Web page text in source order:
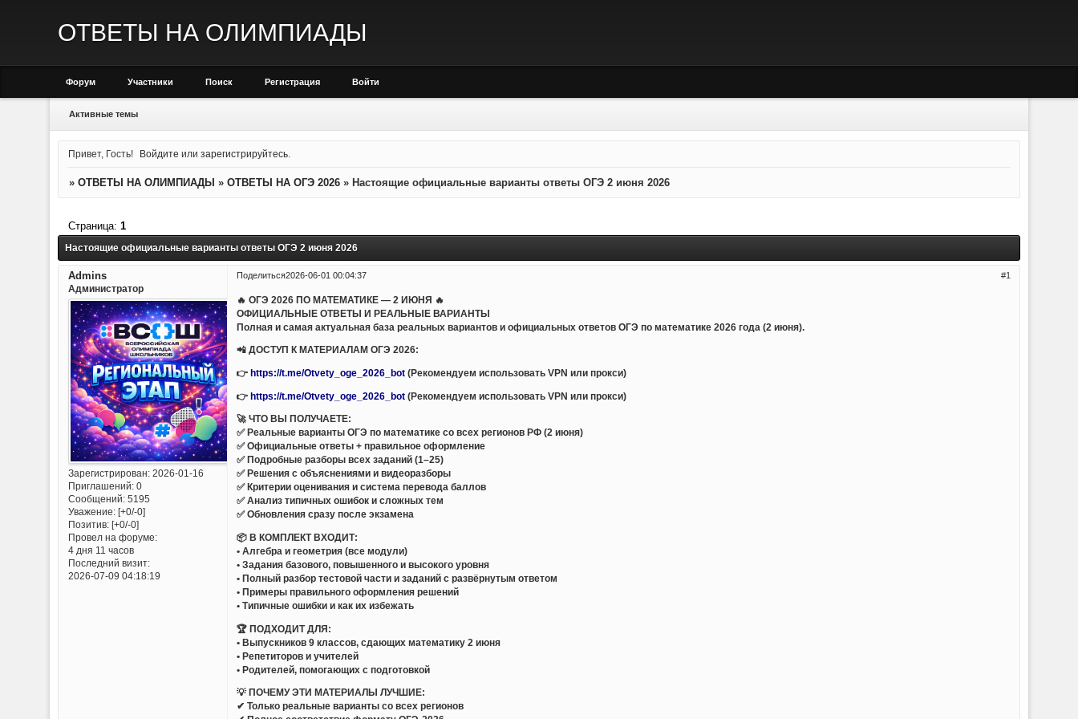
ОТВЕТЫ НА ОЛИМПИАДЫ
Форум Участники Поиск Регистрация Войти
Активные темы
Привет, Гость! Войдите илизарегистрируйтесь
» ОТВЕТЫ НА ОЛИМПИАДЫ » ОТВЕТЫ НА ОГЭ 2026 » Настоящие официальные варианты ответы ОГЭ 2 июня 2026
Настоящие официальные варианты ответы ОГЭ 2 июня 2026
Страница: 1
Поделиться 1
2026-06-01 00:04:37
Admins
Администратор
Зарегистрирован: 2026-01-16
Приглашений:0
Сообщений:5195
Уважение: [+0/-0]
Позитив: [+0/-0]
Провел на форуме:
4 дня 11 часов
Последний визит:
2026-07-09 04:18:19
🔥 ОГЭ 2026 ПО МАТЕМАТИКЕ — 2 ИЮНЯ 🔥
ОФИЦИАЛЬНЫЕ ОТВЕТЫ И РЕАЛЬНЫЕ ВАРИАНТЫ
Полная и самая актуальная база реальных вариантов и официальных ответов ОГЭ по математике 2026 года (2 июня).
📲 ДОСТУП К МАТЕРИАЛАМ ОГЭ 2026:
👉 https://t.me/Otvety_oge_2026_bot (Рекомендуем использовать VPN или прокси)
👉https://t.me/Otvety_oge_2026_bot (Рекомендуем использовать VPN или прокси)
🚀 ЧТО ВЫ ПОЛУЧАЕТЕ:
✅ Реальные варианты ОГЭ по математике со всех регионов РФ (2 июня)
✅ Официальные ответы + правильное оформление
✅ Подробные разборы всех заданий (1–25)
✅ Решения с объяснениями и видеоразборы
✅ Критерии оценивания и система перевода баллов
✅ Анализ типичных ошибок и сложных тем
✅ Обновления сразу после экзамена
📦 В КОМПЛЕКТ ВХОДИТ:
• Алгебра и геометрия (все модули)
• Задания базового, повышенного и высокого уровня
• Полный разбор тестовой части и заданий с развёрнутым ответом
• Примеры правильного оформления решений
• Типичные ошибки и как их избежать
🏆 ПОДХОДИТ ДЛЯ:
• Выпускников 9 классов, сдающих математику 2 июня
• Репетиторов и учителей
• Родителей, помогающих с подготовкой
💡 ПОЧЕМУ ЭТИ МАТЕРИАЛЫ ЛУЧШИЕ:
✔ Только реальные варианты со всех регионов